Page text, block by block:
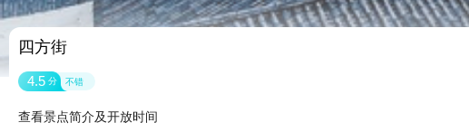
四方街
4.5 分 不错
查看景点简介及开放时间